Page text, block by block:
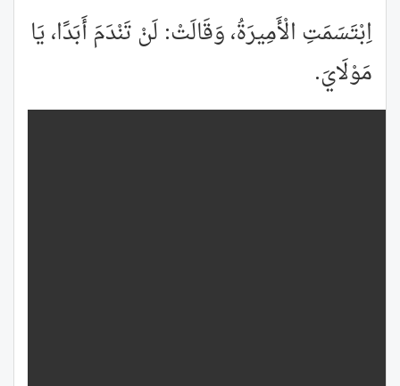
اِبْتَسَمَتِ الْأَمِيرَةُ، وَقَالَتْ: لَنْ تَنْدَمَ أَبَدًا، يَا
مَوْلَايَ.